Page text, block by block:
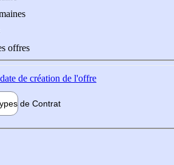
offres
de création de l'offre
de Contrat